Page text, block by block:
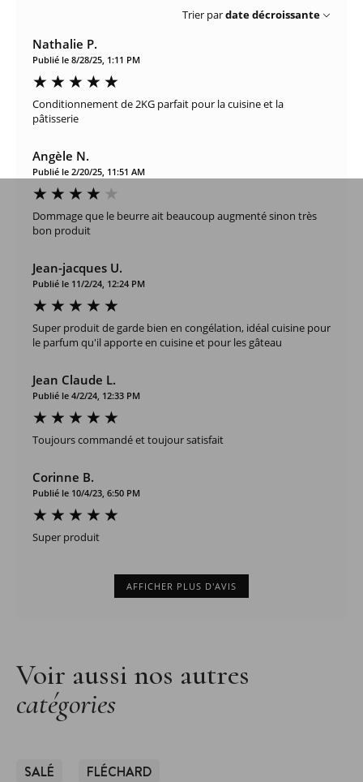
Trier pardate décroissante
Nathalie P.
Publié le 8/28/25, 1:11 PM
Conditionnement de 2KG parfait pour la cuisine et la
pâtisserie
Angèle N.
Publié le 2/20/25, 11:51 AM
Dommage que le beurre ait beaucoup augmenté sinon très
bon produit
Jean-jacques U.
Publié le 11/2/24, 12:24 PM
Super produit de garde bien en congélation, idéal cuisine pour
le parfum qu'il apporte en cuisine et pour les gâteau
Jean Claude L.
Publié le 4/2/24, 12:33 PM
Toujours commandé et toujour satisfait
Corinne B.
Publié le 10/4/23, 6:50 PM
Super produit
AFFICHER PLUS D'AVIS
Voir aussi nos autres
catégories
SALÉ FLÉCHARD